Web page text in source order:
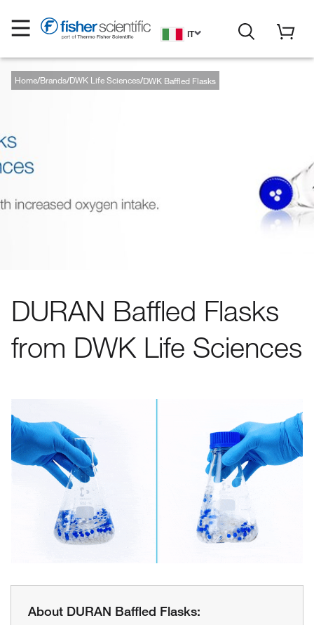
IT
Home Brands DWK Life Sciences DWK Baffled Flasks
DURAN Baffled Flasks
from DWK Life Sciences
About DURAN Baffled Flasks: